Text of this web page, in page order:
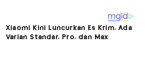
Xiaomi Kini Luncurkan Es Krim, Ada
Varian Standar, Pro, dan Max